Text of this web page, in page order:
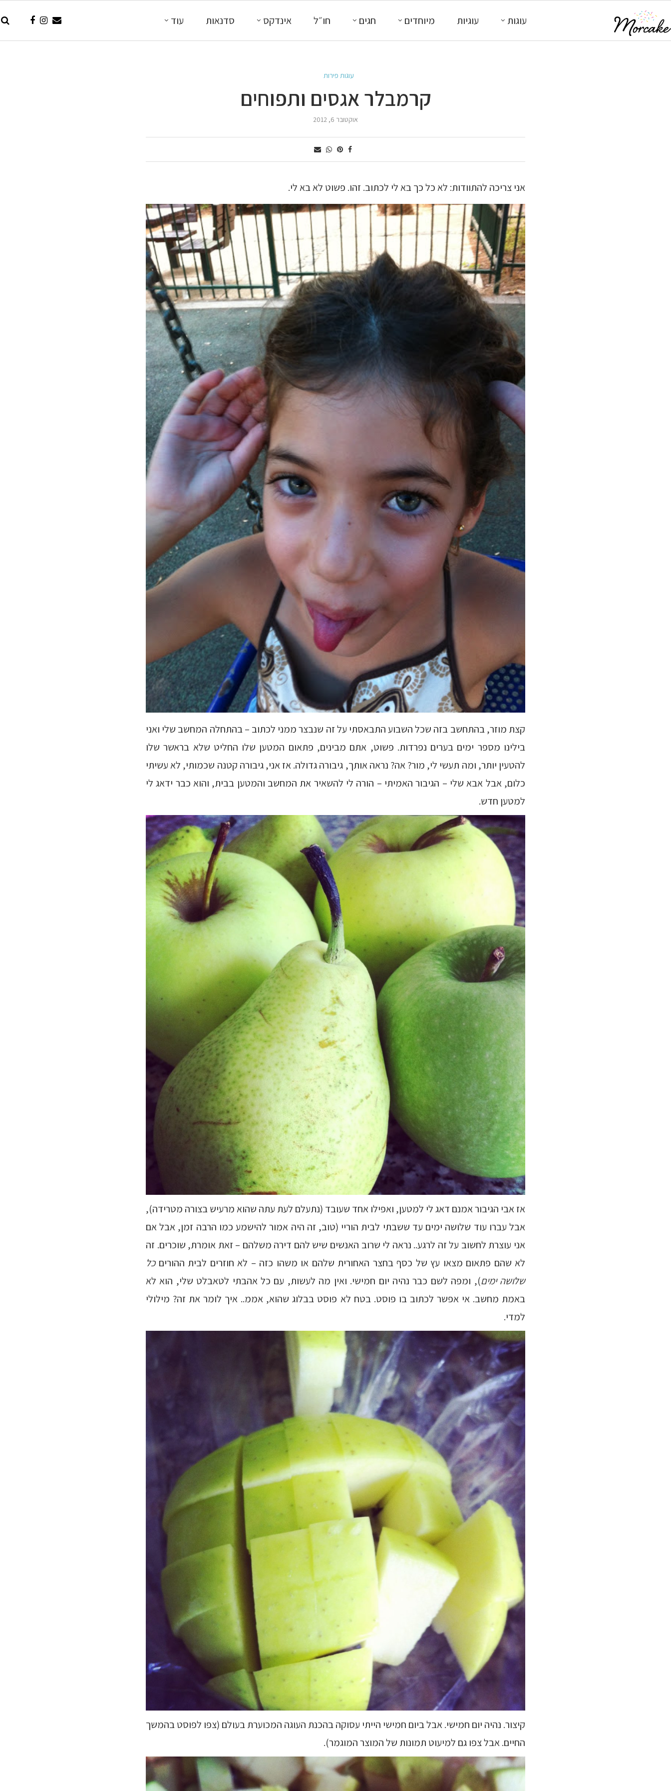
עוגות עוגיות מיוחדים חגים חו״ל אינדקס סדנאות עוד
עוגות פירות
קרמבלר אגסים ותפוחים
אוקטובר 6, 2012
אני צריכה להתוודות: לא כל כך בא לי לכתוב. זהו. פשוט לא בא לי.
קצת מוזר, בהתחשב בזה שכל השבוע התבאסתי על זה שנבצר ממני לכתוב – בהתחלה המחשב שלי ואני
בילינו מספר ימים בערים נפרדות. פשוט, אתם מבינים, פתאום המטען שלו החליט שלא בראשר שלו
להטעין יותר, ומה תעשי לי, מור? אה? נראה אותך, גיבורה גדולה. אז אני, גיבורה קטנה שכמותי, לא עשיתי
כלום, אבל אבא שלי – הגיבור האמיתי – הורה לי להשאיר את המחשב והמטען בבית, והוא כבר ידאג לי
למטען חדש.
אז אבי הגיבור אמנם דאג לי למטען, ואפילו אחד שעובד (נתעלם לעת עתה שהוא מרעיש בצורה מטרידה),
אבל עברו עוד שלושה ימים עד ששבתי לבית הוריי (טוב, זה היה אמור להישמע כמו הרבה זמן, אבל אם
אני עוצרת לחשוב על זה לרגע.. נראה לי שרוב האנשים שיש להם דירה משלהם – זאת אומרת, שוכרים. זה
לא שהם פתאום מצאו עץ של כסף בחצר האחורית שלהם או משהו כזה – לא חוזרים לבית ההוריםכל
שלושה ימים), ומפה לשם כבר נהיה יום חמישי. ואין מה לעשות, עם כל אהבתי לטאבלט שלי, הוא לא
באמת מחשב. אי אפשר לכתוב בו פוסט. בטח לא פוסט בבלוג שהוא, אממ.. איך לומר את זה? מילולי
למדי.
קיצור. נהיה יום חמישי. אבל ביום חמישי הייתי עסוקה בהכנת העוגה המכוערת בעולם (צפו לפוסט בהמשך
החיים. אבל צפו גם למיעוט תמונות של המוצר המוגמר).